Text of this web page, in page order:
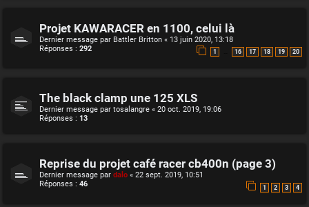
Projet KAWARACER en 1100, celui là
Dernier message par Battler Britton « 13 juin 2020, 13:18
Réponses : 292 1 16 17 18 19 20
The black clamp une 125 XLS
Dernier message par tosalangre « 20 oct. 2019, 19:06
Réponses : 13
Reprise du projet café racer cb400n (page 3)
Dernier message par dalo « 22 sept. 2019, 10:51
Réponses : 46 1 2 3 4